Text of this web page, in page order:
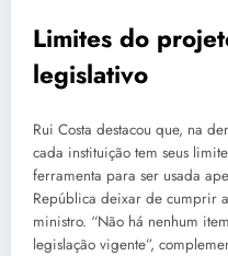
Limites do
legislativo
Rui Costa destacou que, na
cada instituição tem seus
ferramenta para ser usada
República deixar de cumprir
ministro. “Não há nenhum
legislação vigente”,